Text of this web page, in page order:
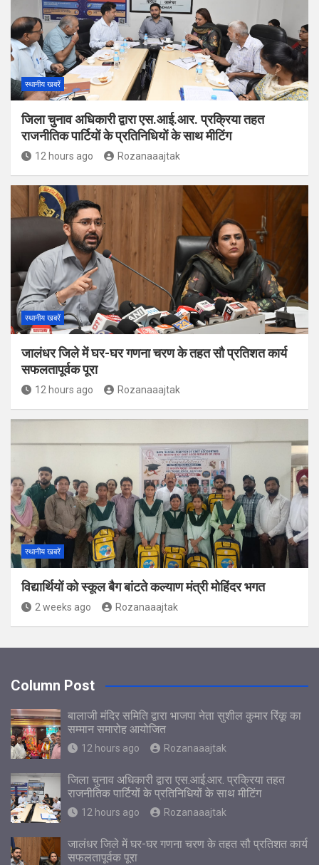
स्थानीय खबरें
जिला चुनाव अधिकारी द्वारा एस.आई.आर. प्रक्रिया तहत
राजनीतिक पार्टियों के प्रतिनिधियों के साथ मीटिंग
12 hours ago Rozanaaajtak
स्थानीय खबरें
जालंधर जिले में घर-घर गणना चरण के तहत सौ प्रतिशत कार्य
सफलतापूर्वक पूरा
12 hours ago Rozanaaajtak
स्थानीय खबरें
विद्यार्थियों को स्कूल बैग बांटते कल्याण मंत्री मोहिंदर भगत
2 weeks ago Rozanaaajtak
Column Post
बालाजी मंदिर समिति द्वारा भाजपा नेता सुशील कुमार रिंकू का
सम्मान समारोह आयोजित
12 hours ago Rozanaaajtak
जिला चुनाव अधिकारी द्वारा एस.आई.आर. प्रक्रिया तहत
राजनीतिक पार्टियों के प्रतिनिधियों के साथ मीटिंग
12 hours ago Rozanaaajtak
जालंधर जिले में घर-घर गणना चरण के तहत सौ प्रतिशत कार्य
सफलतापूर्वक पूरा